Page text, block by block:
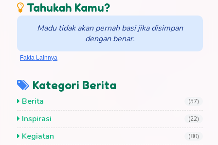
Tahukah Kamu?
Madu tidak akan pernah basi jika disimpan
dengan benar.
Fakta Lainnya
Kategori Berita
Berita (57)
Inspirasi (22)
Kegiatan (80)